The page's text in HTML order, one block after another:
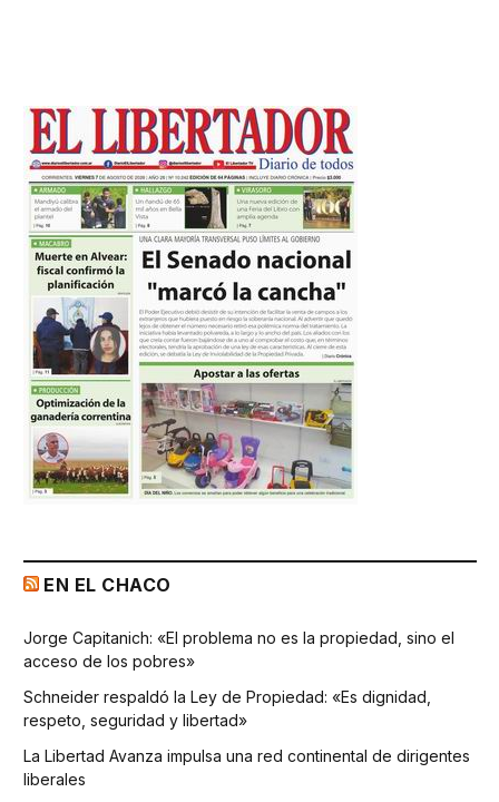
EN EL CHACO
Jorge Capitanich: «El problema no es la propiedad, sino el
acceso de los pobres»
Schneider respaldó la Ley de Propiedad: «Es dignidad,
respeto, seguridad y libertad»
La Libertad Avanza impulsa una red continental de dirigentes
liberales